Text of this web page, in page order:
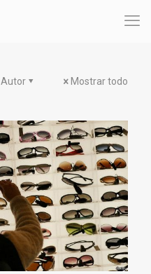
Autor Mostrar todo